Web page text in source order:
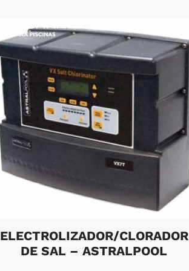
ELECTROLIZADOR/CLORADOR
DE SAL – ASTRALPOOL